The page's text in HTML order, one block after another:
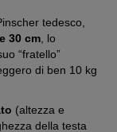
tedesco,
30 cm , lo
“fratello”
di ben 10 kg
(altezza e
della testa